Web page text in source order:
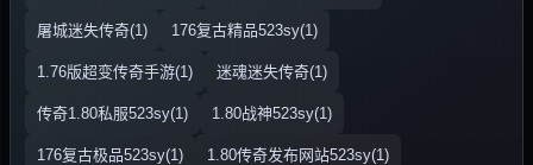
屠城迷失传奇(1) 176复古精品523sy(1)
1.76版超变传奇手游(1) 迷魂迷失传奇(1)
传奇1.80私服523sy(1) 1.80战神523sy(1)
176复古极品523sy(1) 1.80传奇发布网站523sy(1)